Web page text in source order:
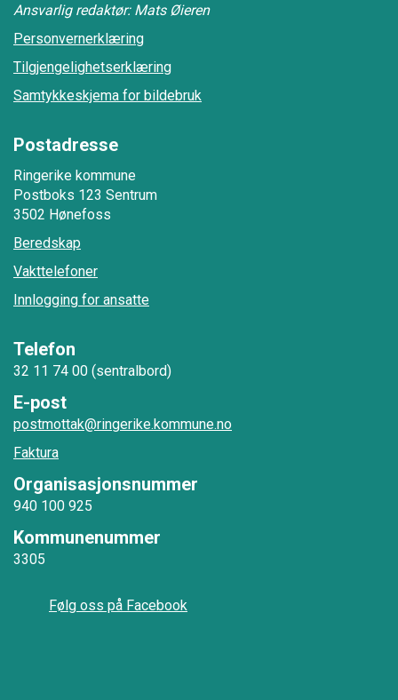
Ansvarlig redaktør: Mats Øieren
Personvernerklæring
Tilgjengelighetserklæring
Samtykkeskjema for bildebruk
Postadresse
Ringerike kommune
Postboks 123 Sentrum
3502 Hønefoss
Beredskap
Vakttelefoner
Innlogging for ansatte
Telefon
32 11 74 00 (sentralbord)
E-post
postmottak@ringerike.kommune.no
Faktura
Organisasjonsnummer
940 100 925
Kommunenummer
3305
Følg oss på Facebook